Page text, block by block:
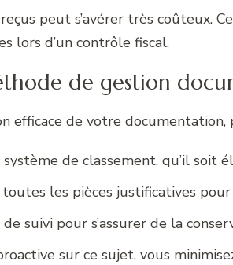
peut s’avérer très coûteux.
lors d’un contrôle fiscal.
de gestion
efficace de votre documentation,
de classement, qu’il soit
toutes les pièces justificatives
suivi pour s’assurer de la
sur ce sujet, vous